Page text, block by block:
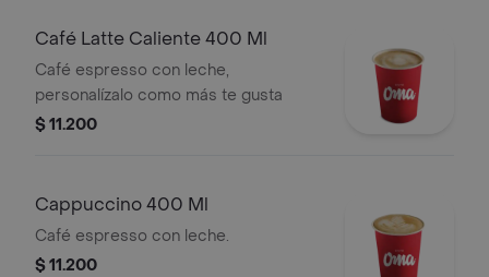
Café Latte Caliente 400 Ml
Café espresso con leche,
personalízalo como más te gusta
$ 11.200
Cappuccino 400 Ml
Café espresso con leche.
$ 11.200